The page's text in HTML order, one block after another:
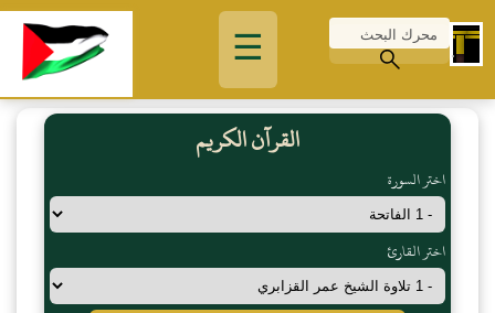
☰
القرآن الكريم
اختر السورة
اختر القارئ